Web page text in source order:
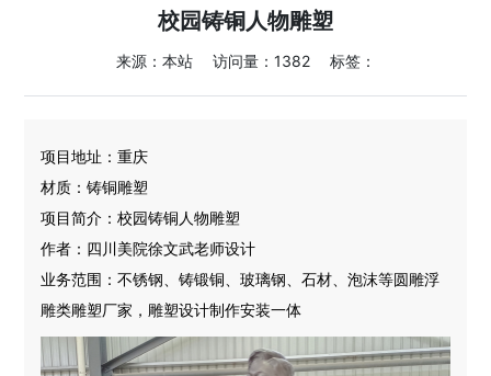
校园铸铜人物雕塑
来源：本站 访问量：1382 标签：
项目地址：重庆
材质：铸铜雕塑
项目简介：校园铸铜人物雕塑
作者：四川美院徐文武老师设计
业务范围：不锈钢、铸锻铜、玻璃钢、石材、泡沫等圆雕浮
雕类雕塑厂家，雕塑设计制作安装一体